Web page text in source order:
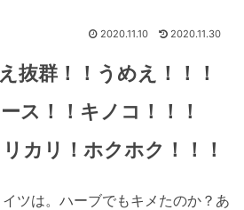
2020.11.10 2020.11.30
抜群！！うめえ！！！
ス！！キノコ！！！
カリ！ホクホク！！！
ツは。ハーブでもキメたのか？あ